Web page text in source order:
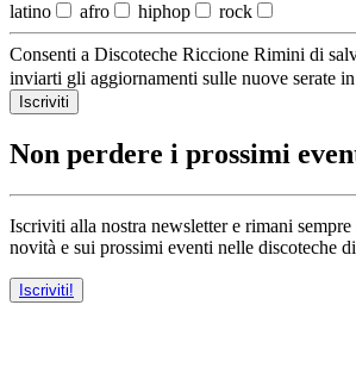
latino
afro hiphop rock
Consenti a Discoteche Riccione Rimini di
inviarti gli aggiornamenti sulle nuove serate
Iscriviti
Non perdere i prossimi
Iscriviti alla nostra newsletter e rimani
novità e sui prossimi eventi nelle discoteche
Iscriviti!